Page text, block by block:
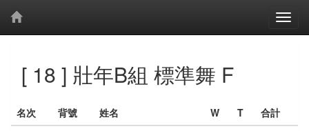
[ 18 ] 壯年B組 標準舞 F
名次 背號 姓名 W T
合計